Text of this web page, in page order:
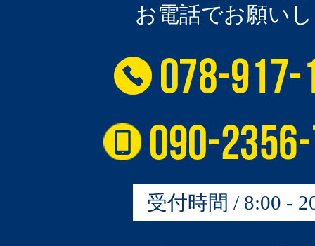
お電話でお願い
受付時間 / 8:00 -